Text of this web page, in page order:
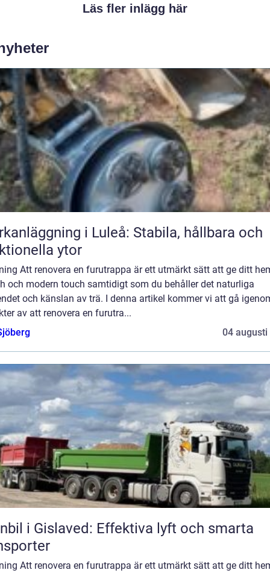
Läs fler inlägg här
i Luleå: Stabila, hållbara och
ytor
Att renovera en furutrappa är ett utmärkt sätt att ge ditt
och modern touch samtidigt som du behåller det naturliga
och känslan av trä. I denna artikel kommer vi att gå
av att renovera en furutra...
04 augusti
i Gislaved: Effektiva lyft och smarta
Att renovera en furutrappa är ett utmärkt sätt att ge ditt